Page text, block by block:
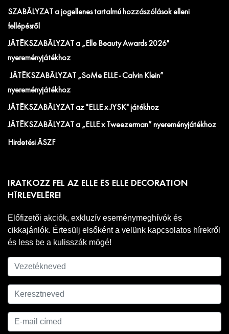
SZABÁLYZAT a jogellenes tartalmú hozzászólások elleni
fellépésről
JÁTÉKSZABÁLYZAT a „Elle Beauty Awards 2026"
nyereményjátékhoz
JÁTÉKSZABÁLYZAT „SoMe ELLE - Calvin Klein”
nyereményjátékhoz
JÁTÉKSZABÁLYZAT az "ELLE x JYSK" játékhoz
JÁTÉKSZABÁLYZAT a „ELLE x Tweezerman” nyereményjátékhoz
Hirdetési ÁSZF
IRATKOZZ FEL AZ ELLE ÉS ELLE DECORATION
HÍRLEVELÉRE!
Előfizetői akciók, exkluzív eseménymeghívók és
cikkajánlók. Értesülj elsőként a velünk kapcsolatos hírekről
és less be a kulisszák mögé!